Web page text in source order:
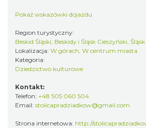
Pokaż wskazówki dojazdu
Region turystyczny:
Beskid Śląski, Beskidy i Śląsk Cieszyński,
Lokalizacja: W górach, W centrum miasta
Kategoria:
Dziedzictwo kulturowe
Kontakt:
Telefon: +48 505 060 504
Email: stolicapradziadkow@gmail.com
Strona internetowa: http://